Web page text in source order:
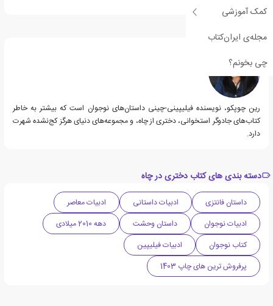
کمک آموزشی
مجله‌ی ایران‌کتاب
چی بخونم؟
درباره رین چوپکو
رین چوپکو، نویسنده فیلیپینی-چینی داستان‌های نوجوان است که بیشتر به خاطر
کتاب‌های جادوگر استخوانی، دختری از چاه، و مجموعه‌های دنیای هرگز کج‌نشده شهرت
دارد.
دسته بندی های کتاب دختری در چاه
داستان فانتزی ادبیات داستانی
ادبیات معاصر
ادبیات نوجوان
داستان وحشت
دهه 2010 میلادی
کتاب نوجوان
ادبیات فیلیپین
پرفروش ترین های چاپ 1403